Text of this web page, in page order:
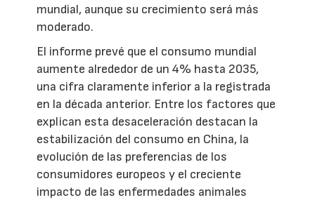
mundial, aunque su crecimiento será más
moderado.
El informe prevé que el consumo mundial
aumente alrededor de un 4% hasta 2035,
una cifra claramente inferior a la registrada
en la década anterior. Entre los factores que
explican esta desaceleración destacan la
estabilización del consumo en China, la
evolución de las preferencias de los
consumidores europeos y el creciente
impacto de las enfermedades animales